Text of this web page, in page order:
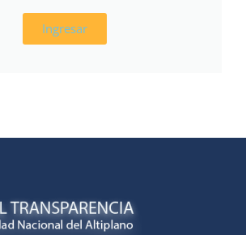
Ingresar